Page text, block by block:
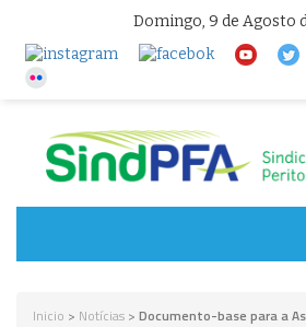
Domingo, 9 de Agosto
Inicio > Notícias > Documento-base para a